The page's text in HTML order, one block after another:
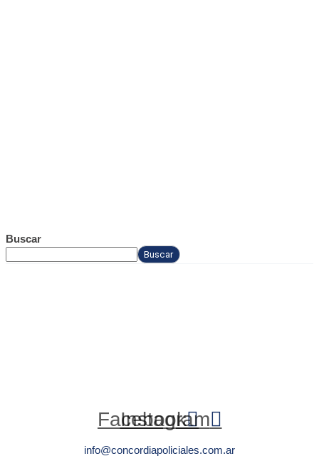
Buscar
Buscar
Facebook
Instagram
info@concordiapoliciales.com.ar